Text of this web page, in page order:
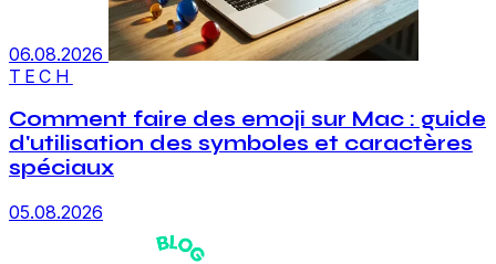
06.08.2026
TECH
Comment faire des emoji sur Mac : guide
d'utilisation des symboles et caractères
spéciaux
05.08.2026